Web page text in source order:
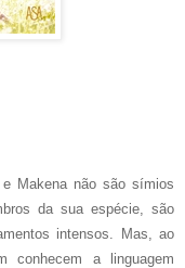
Makena não são símios
da sua espécie, são
intensos. Mas, ao
conhecem a linguagem